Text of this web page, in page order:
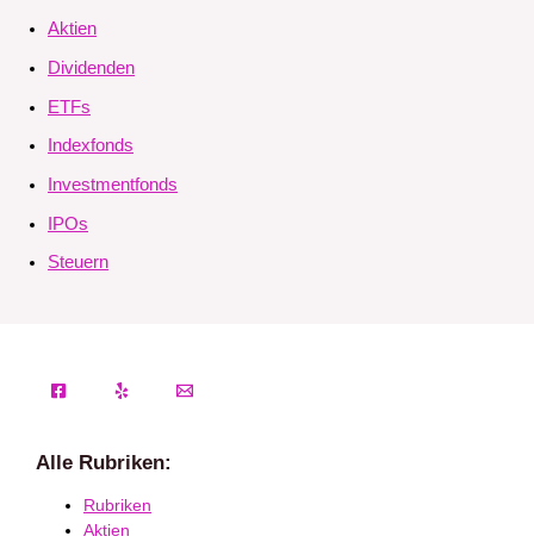
Aktien
Dividenden
ETFs
Indexfonds
Investmentfonds
IPOs
Steuern
Alle Rubriken:
Rubriken
Aktien